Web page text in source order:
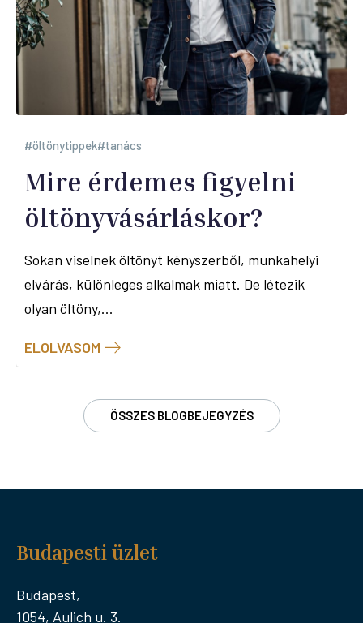
öltönytippek tanács
Mire érdemes figyelni
öltönyvásárláskor?
Sokan viselnek öltönyt kényszerből, munkahelyi
elvárás, különleges alkalmak miatt. De létezik
olyan öltöny,...
ELOLVASOM
ÖSSZES BLOGBEJEGYZÉS
Budapesti üzlet
Budapest,
1054, Aulich u. 3.